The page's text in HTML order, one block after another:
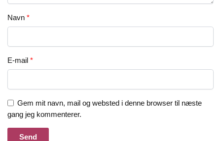
Navn *
E-mail *
Gem mit navn, mail og websted i denne browser til næste
gang jeg kommenterer.